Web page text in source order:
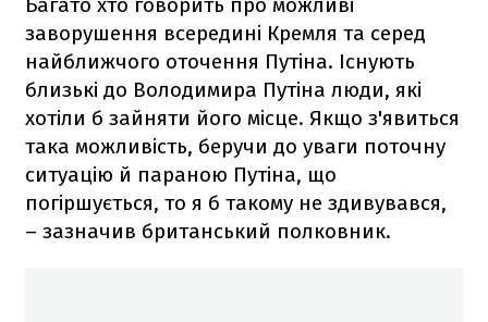
заворушення всередині Кремля та серед
найближчого оточення Путіна. Існують
близькі до Володимира Путіна люди, які
хотіли б зайняти його місце. Якщо з'явиться
така можливість, беручи до уваги поточну
ситуацію й параною Путіна, що
погіршується, то я б такому не здивувався,
– зазначив британський полковник.